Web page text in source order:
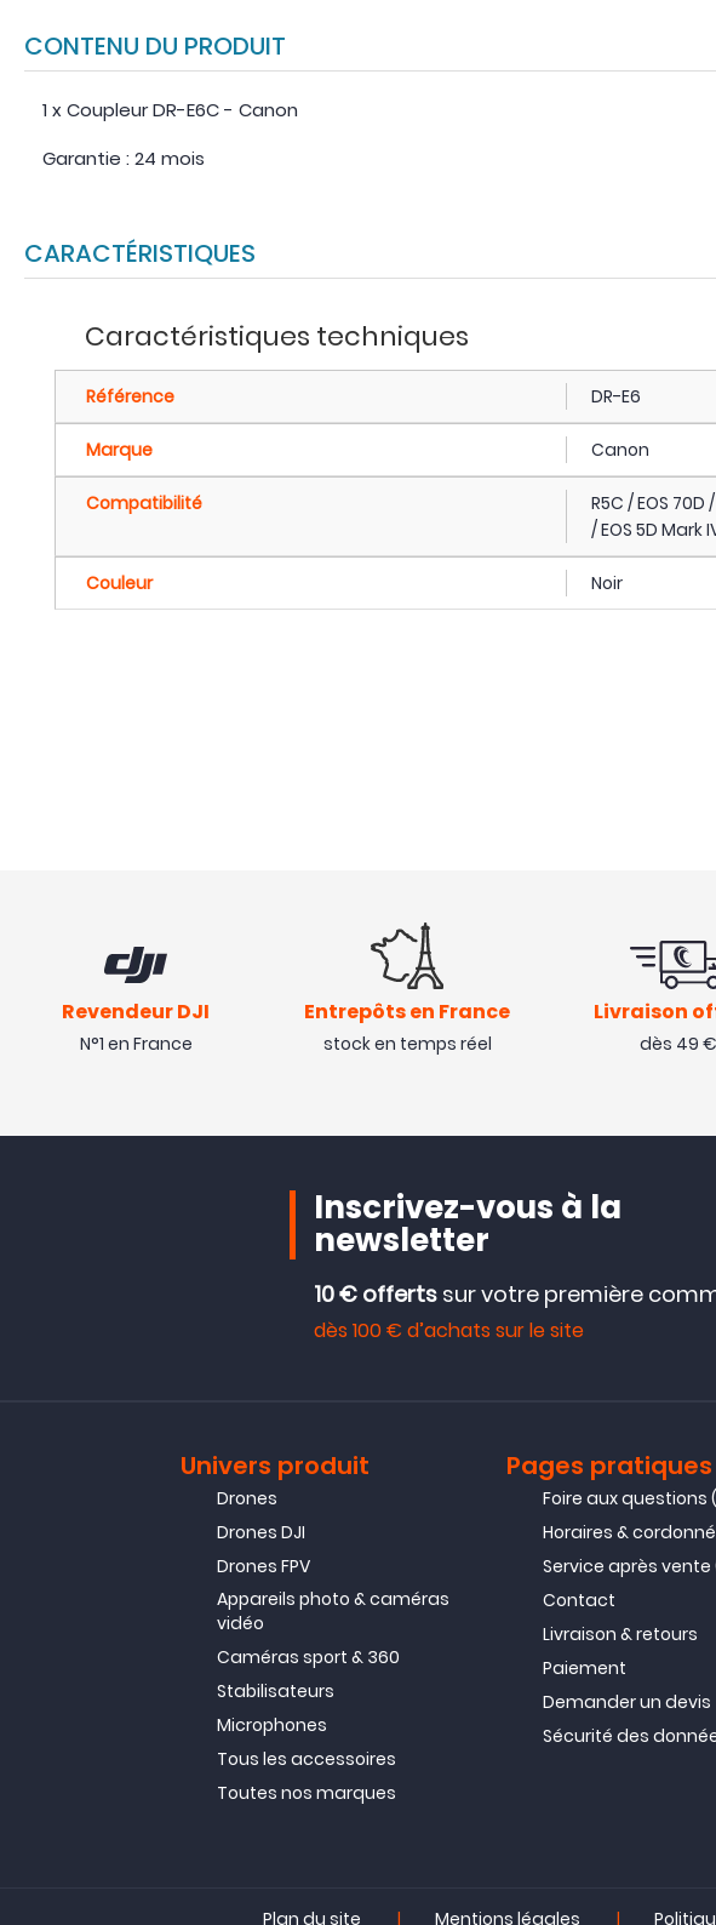
CONTENU DU PRODUIT
1 x Coupleur DR-E6C - Canon
Garantie : 24 mois
CARACTÉRISTIQUES
Caractéristiques techniques
Référence DR-E6
Marque Canon
Compatibilité
R5C / EOS 70D
/ EOS 5D Mark
Couleur Noir
Revendeur DJI
N°1 en France
Entrepôts en France
stock en temps réel
Livraison
dès 49 €
Inscrivez-vous à la
newsletter
10 € offerts sur votre première
dès 100 € d’achats sur le site
Univers produit
Drones
Drones DJI
Drones FPV
Appareils photo & caméras
vidéo
Caméras sport & 360
Stabilisateurs
Microphones
Tous les accessoires
Toutes nos marques
Pages pratiques
Foire aux questions
Horaires &
Service après vente
Contact
Livraison & retours
Paiement
Demander un devis
Sécurité des
Plan du site | Mentions légales |